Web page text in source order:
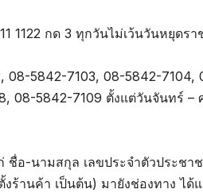
1122 กด 3 ทุกวันไม่เว้นวันหยุด
08-5842-7103, 08-5842-7104,
5842-7109 ตั้งแต่วันจันทร์ –
อ-นามสกุล เลขประจำตัวประชา
ร้านค้า เป็นต้น) มายังช่องทาง ได้